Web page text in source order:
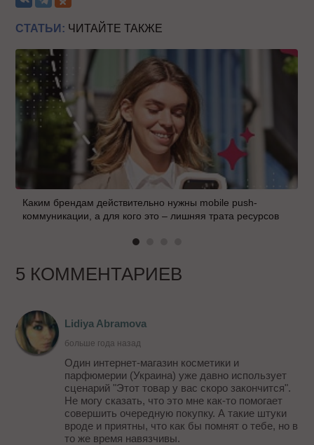
СТАТЬИ: ЧИТАЙТЕ ТАКЖЕ
Каким брендам действительно нужны mobile push-
коммуникации, а для кого это – лишняя трата ресурсов
5 КОММЕНТАРИЕВ
Lidiya Abramova
больше года назад
Один интернет-магазин косметики и
парфюмерии (Украина) уже давно использует
сценарий "Этот товар у вас скоро закончится".
Не могу сказать, что это мне как-то помогает
совершить очередную покупку. А такие штуки
вроде и приятны, что как бы помнят о тебе, но в
то же время навязчивы.